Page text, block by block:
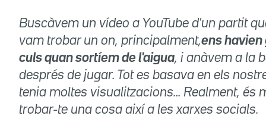
Buscàvem un vídeo a YouTube d'un partit
vam trobar un on, principalment,ens havien
culs quan sortíem de l'aigua, i anàvem a la
després de jugar. Tot es basava en els
tenia moltes visualitzacions... Realment, és
trobar-te una cosa així a les xarxes socials.